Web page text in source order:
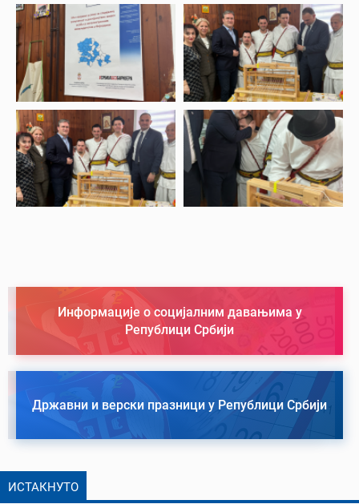
Информације о социјалним давањима у
Републици Србији
Државни и верски празници у Републици Србији
ИСТАКНУТО